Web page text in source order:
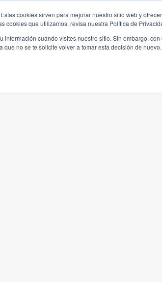
cookies sirven para mejorar nuestro sitio web y
cookies que utilizamos, revisa nuestra Política de
información cuando visites nuestro sitio. Sin embargo,
que no se te solicite volver a tomar esta decisión de nuevo.